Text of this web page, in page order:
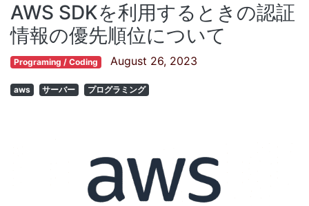
AWS SDKを利用するときの認証
情報の優先順位について
Programing / Coding August 26, 2023
aws サーバー プログラミング